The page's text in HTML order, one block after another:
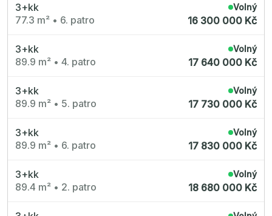
3+kk
77.3 m² • 6. patro
Volný
16 300 000 Kč
3+kk
89.9 m² • 4. patro
Volný
17 640 000 Kč
3+kk
89.9 m² • 5. patro
Volný
17 730 000 Kč
3+kk
89.9 m² • 6. patro
Volný
17 830 000 Kč
3+kk
89.4 m² • 2. patro
Volný
18 680 000 Kč